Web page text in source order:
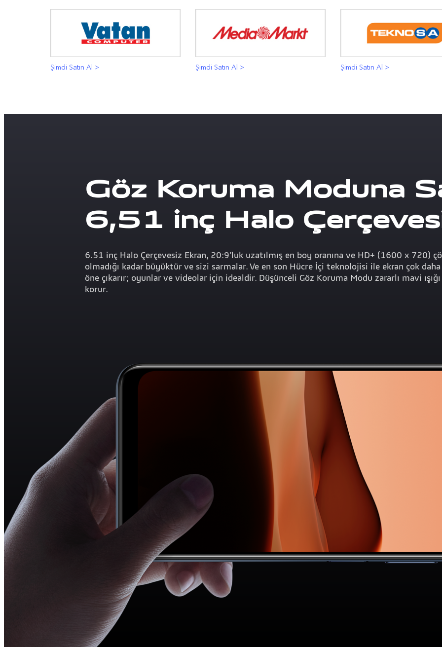
Şimdi Satın Al > Şimdi Satın Al > Şimdi Satın Al >
Göz Koruma Moduna
6,51 inç Halo
6.51 inç Halo Çerçevesiz Ekran, 20:9’luk uzatılmış en boy oranına ve HD+ (1600 x 720)
olmadığı kadar büyüktür ve sizi sarmalar. Ve en son Hücre İçi teknolojisi ile ekran çok
öne çıkarır; oyunlar ve videolar için idealdir. Düşünceli Göz Koruma Modu zararlı mavi
korur.